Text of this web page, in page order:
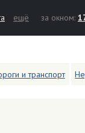
ещё за окном:
и транспорт